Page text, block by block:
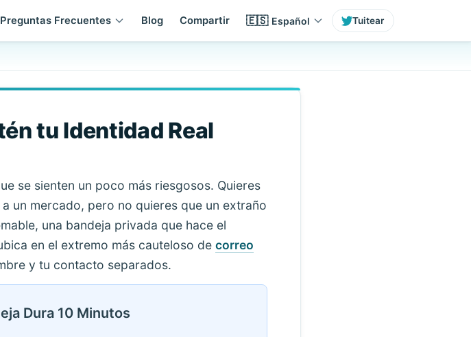
Preguntas Frecuentes Blog Compartir 🇪🇸 Español Tuitear
tu Identidad Real
se sienten un poco más riesgosos. Quieres
un mercado, pero no quieres que un extraño
una bandeja privada que hace el
en el extremo más cauteloso de correo
y tu contacto separados.
Dura 10 Minutos